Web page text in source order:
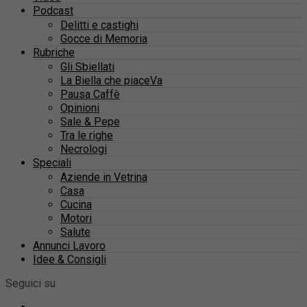
Podcast
Delitti e castighi
Gocce di Memoria
Rubriche
Gli Sbiellati
La Biella che piaceVa
Pausa Caffè
Opinioni
Sale & Pepe
Tra le righe
Necrologi
Speciali
Aziende in Vetrina
Casa
Cucina
Motori
Salute
Annunci Lavoro
Idee & Consigli
Seguici su